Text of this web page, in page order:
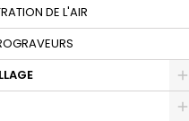
DE L'AIR